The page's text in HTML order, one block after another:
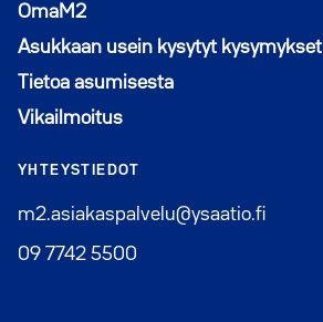
OmaM2Avautuu uuteen ikkunaan
Asukkaan usein kysytyt kysymykset
Tietoa asumisesta
Vikailmoitus
YHTEYSTIEDOT
m2.asiakaspalvelu@ysaatio.fi
09 7742 5500